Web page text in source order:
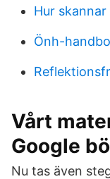
Hur
Önh-
Vårt
Google
Nu tas även